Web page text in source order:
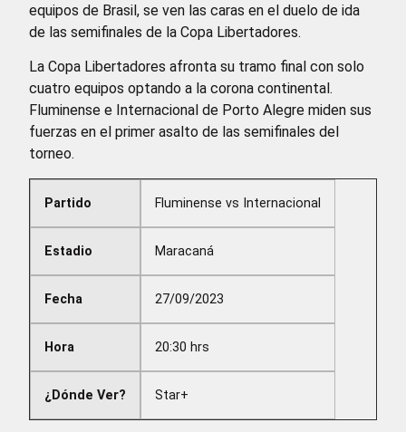
equipos de Brasil, se ven las caras en el duelo de ida
de las semifinales de la Copa Libertadores.
La Copa Libertadores afronta su tramo final con solo
cuatro equipos optando a la corona continental.
Fluminense e Internacional de Porto Alegre miden sus
fuerzas en el primer asalto de las semifinales del
torneo.
Partido
Estadio
Fecha
Hora
¿Dónde Ver?
Fluminense vs Internacional
Maracaná
27/09/2023
20:30 hrs
Star+